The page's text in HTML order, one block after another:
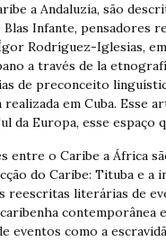
a Andaluzia, são
Infante, pensadores
Rodríguez-Iglesias,
a través de la
de preconceito
em Cuba. Esse
da Europa, esse espaço
entre o Caribe a África
do Caribe: Tituba e a
reescritas literárias de
contemporânea
eventos como a